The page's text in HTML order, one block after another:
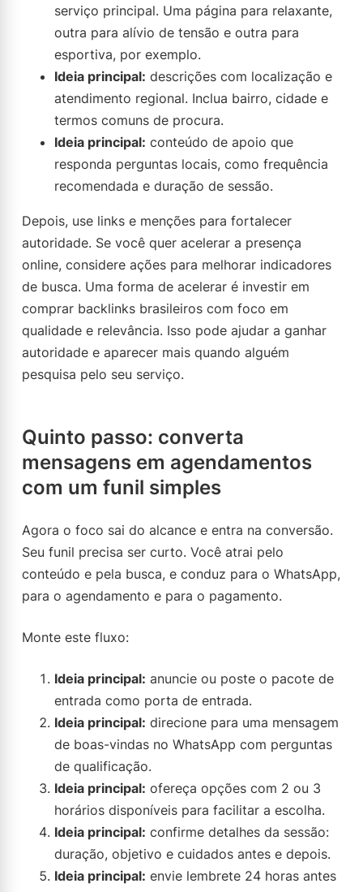
serviço principal. Uma página para relaxante,
outra para alívio de tensão e outra para
esportiva, por exemplo.
Ideia principal: descrições com localização e
atendimento regional. Inclua bairro, cidade e
termos comuns de procura.
Ideia principal: conteúdo de apoio que
responda perguntas locais, como frequência
recomendada e duração de sessão.
Depois, use links e menções para fortalecer
autoridade. Se você quer acelerar a presença
online, considere ações para melhorar indicadores
de busca. Uma forma de acelerar é investir em
comprar backlinks brasileiros com foco em
qualidade e relevância. Isso pode ajudar a ganhar
autoridade e aparecer mais quando alguém
pesquisa pelo seu serviço.
Quinto passo: converta
mensagens em agendamentos
com um funil simples
Agora o foco sai do alcance e entra na conversão.
Seu funil precisa ser curto. Você atrai pelo
conteúdo e pela busca, e conduz para o WhatsApp,
para o agendamento e para o pagamento.
Monte este fluxo:
Ideia principal: anuncie ou poste o pacote de
entrada como porta de entrada.
Ideia principal: direcione para uma mensagem
de boas-vindas no WhatsApp com perguntas
de qualificação.
Ideia principal: ofereça opções com 2 ou 3
horários disponíveis para facilitar a escolha.
Ideia principal: confirme detalhes da sessão:
duração, objetivo e cuidados antes e depois.
Ideia principal: envie lembrete 24 horas antes